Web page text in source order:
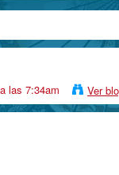
las 7:34am Ver